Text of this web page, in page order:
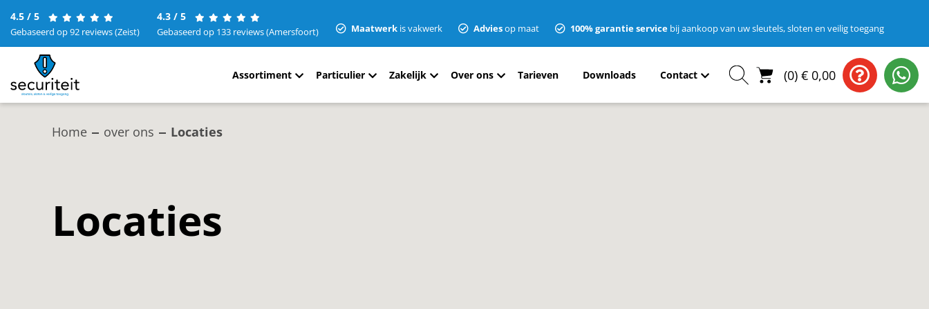
4.5 / 5
Gebaseerd op 92 reviews (Zeist)
4.3 / 5
Gebaseerd op 133 reviews (Amersfoort) Maatwerk is vakwerk Adviesop maat 100% garantie service bij aankoop van uw sleutels, sloten en veilig toegang
Assortiment Particulier Zakelijk Over ons Tarieven Downloads Contact (0) € 0,00
Home over ons Locaties
Locaties